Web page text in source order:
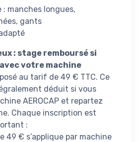
: manches longues,
gants
: stage remboursé si
votre machine
au tarif de 49 € TTC. Ce
déduit si vous
AEROCAP et repartez
Chaque inscription est
:
49 € s’applique par machine